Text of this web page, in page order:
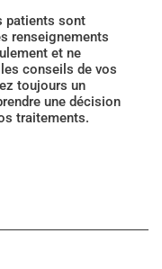
patients sont
renseignements
et ne
les conseils de vos
toujours un
une décision
traitements.